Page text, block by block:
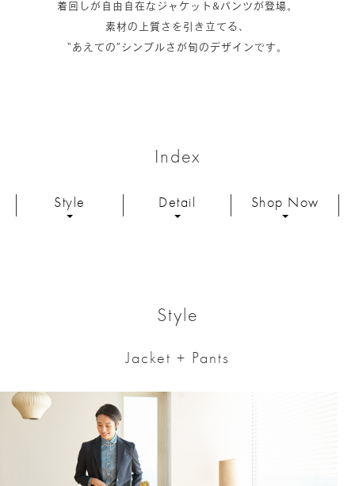
着回しが自由自在なジャケット&パンツが登場。
素材の上質さを引き立てる、
“あえての”シンプルさが旬のデザインです。
Index
Style Detail Shop Now
Style
Jacket + Pants